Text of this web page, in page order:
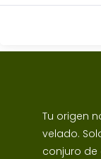
Tu origen
velado.
conjuro